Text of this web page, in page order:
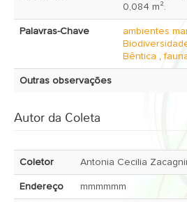
Login
0,084 m².
Palavras-Chave ambientes
Bêntica ,
Outras observações
Autor da Coleta
Coletor Antonia Cecilia
Endereço mmmmmm